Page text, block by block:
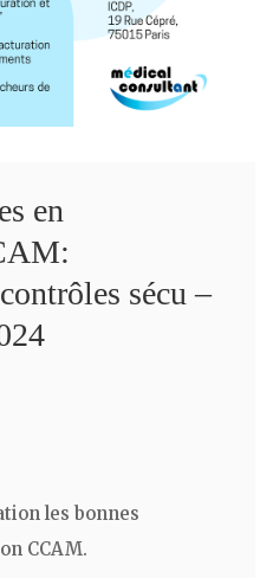
en
sécu –
les bonnes
CCAM.